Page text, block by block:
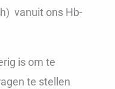
vanuit ons Hb-
is om te
te stellen